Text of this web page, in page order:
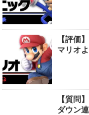
【評価
マリオ
【質問
ダウン